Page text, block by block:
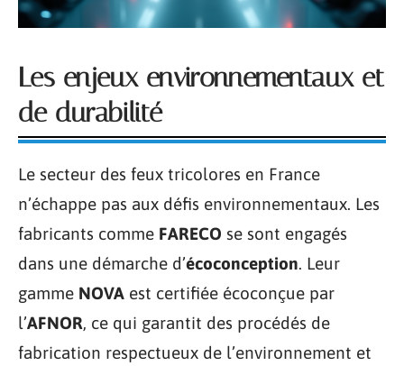
Les enjeux environnementaux et
de durabilité
Le secteur des feux tricolores en France
n’échappe pas aux défis environnementaux. Les
fabricants comme FARECO se sont engagés
dans une démarche d’écoconception. Leur
gamme NOVA est certifiée écoconçue par
l’AFNOR, ce qui garantit des procédés de
fabrication respectueux de l’environnement et